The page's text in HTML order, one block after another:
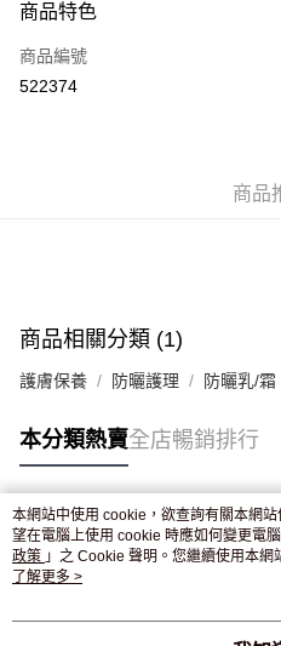
信用卡
Apple Pay
付款後門市自取，訂單確認後2-4
商品特色
商品編號
522374
商品
商品相關分類 (1)
護膚保養 防曬護理 防曬乳/霜
本分類熱賣全店暢銷排行
熱門標籤
熱銷排行
本網站中使用 cookie，欲查詢有關本網
望在電腦上使用 cookie 時應如何變更電
政策 」之 Cookie 聲明。您繼續使用本
條款之 Cookie 聲明使用 cookie。
了解更多 >